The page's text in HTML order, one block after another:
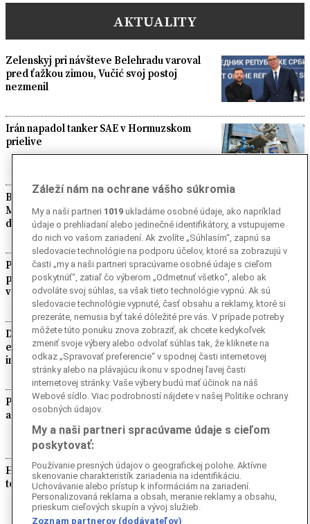
AKTUALITY
Zelenskyj pri návšteve Belehradu varoval
pred ťažkou zimou, Vučić svoj postoj
nezmenil
Irán napadol tanker SAE v Hormuzskom
prielive
Brusel po migračnej kríze v Ceute vyzval
Metu a TikTok na dôslednejší boj proti
dezinformáciám
Platby z plánu obnovy na digitalizačné
projekty na Slovensku môžu byť ohrozené,
varuje Zdechovský
Dron s veľkým množstvom výbušnín
explodoval pri bulharsko-rumunskej hranici,
informoval bulharský premiér
Prebudená Etna pozastavila v sobotu 8.
augusta dopoludnia prílety na letisko v Katánii
Holandsko: Pri prístave v Rotterdame horeli
tony komunálneho odpadu
Záleží nám na ochrane vášho súkromia
My a naši partneri 1019 ukladáme osobné údaje, ako napríklad
údaje o prehliadaní alebo jedinečné identifikátory, a vstupujeme
do nich vo vašom zariadení. Ak zvolíte „Súhlasím“, zapnú sa
sledovacie technológie na podporu účelov, ktoré sa zobrazujú v
časti „my a naši partneri spracúvame osobné údaje s cieľom
poskytnúť“, zatiaľ čo výberom „Odmetnuť všetko“, alebo ak
odvoláte svoj súhlas, sa však tieto technológie vypnú. Ak sú
sledovacie technológie vypnuté, časť obsahu a reklamy, ktoré si
prezeráte, nemusia byť také dôležité pre vás. V prípade potreby
môžete túto ponuku znova zobraziť, ak chcete kedykoľvek
zmeniť svoje výbery alebo odvolať súhlas tak, že kliknete na
odkaz „Spravovať preferencie“ v spodnej časti internetovej
stránky alebo na plávajúcu ikonu v spodnej ľavej časti
internetovej stránky. Vaše výbery budú mať účinok na náš
Webové sídlo. Viac podrobností nájdete v našej Politike ochrany
osobných údajov.
My a naši partneri spracúvame údaje s cieľom
poskytovať:
Používanie presných údajov o geografickej polohe. Aktívne
skenovanie charakteristík zariadenia na identifikáciu.
Uchovávanie alebo prístup k informáciám na zariadení.
Personalizovaná reklama a obsah, meranie reklamy a obsahu,
prieskum cieľových skupín a vývoj služieb.
Zoznam partnerov (dodávateľov)